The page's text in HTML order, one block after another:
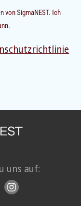
von SigmaNEST. Ich
uns auf: